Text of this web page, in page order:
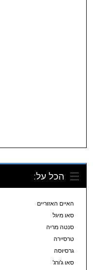
הכל על:
האיים האזוריים
סאו מיגל
סנטה מריה
טרסיירה
גרסיוסה
סאו ג'ורג'